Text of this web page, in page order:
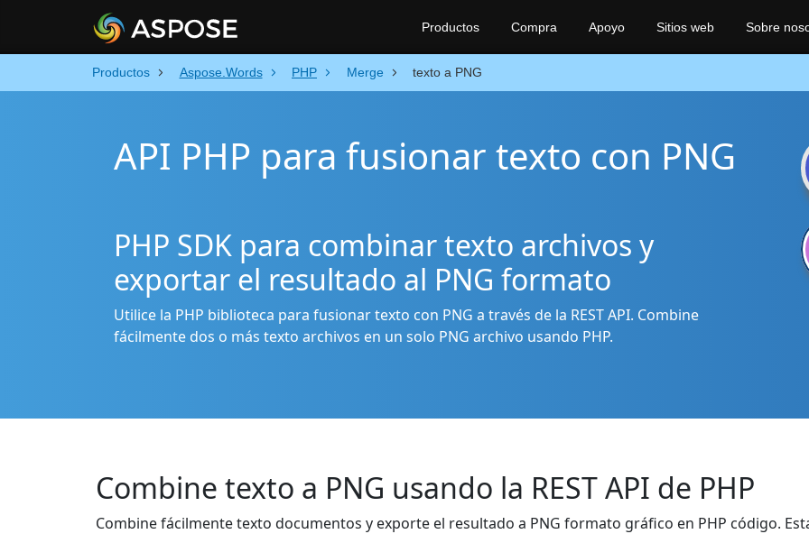
Productos Aspose.Words PHP Merge texto a PNG
API PHP para fusionar texto con PNG
PHP SDK para combinar texto archivos y
exportar el resultado al PNG formato
Utilice la PHP biblioteca para fusionar texto con PNG a través de la REST API. Combine
fácilmente dos o más texto archivos en un solo PNG archivo usando PHP.
Combine texto a PNG usando la REST API de PHP
Combine fácilmente texto documentos y exporte el resultado a PNG formato gráfico en PHP código.
Productos Compra Apoyo Sitios web Sobre